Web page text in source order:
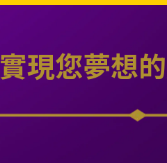
實現您夢想